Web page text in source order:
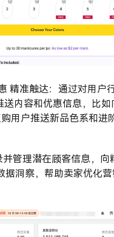
精准触达：通过对用户
内容和优惠信息，比如
用户推送新品色系和进
并管理潜在顾客信息，向
据洞察，帮助卖家优化